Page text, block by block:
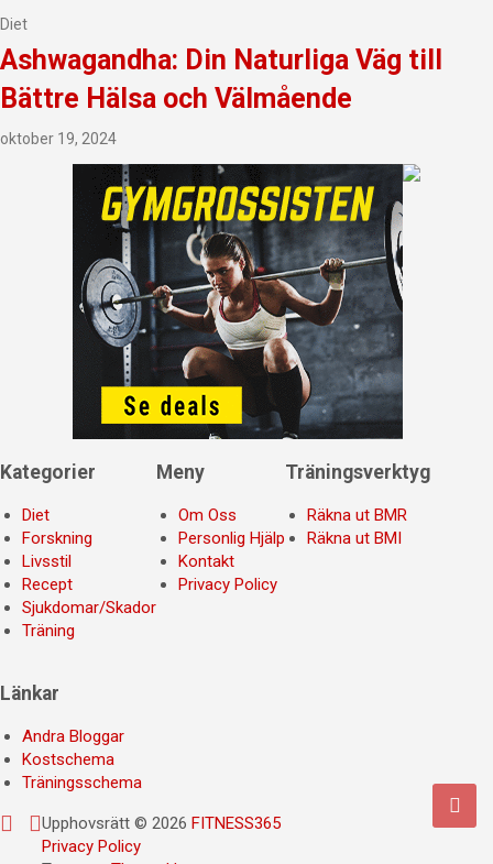
Diet
Ashwagandha: Din Naturliga Väg till
Bättre Hälsa och Välmående
oktober 19, 2024
Kategorier
Diet
Forskning
Livsstil
Recept
Sjukdomar/Skador
Träning
Meny
Om Oss
Personlig Hjälp
Kontakt
Privacy Policy
Träningsverktyg
Räkna ut BMR
Räkna ut BMI
Länkar
Andra Bloggar
Kostschema
Träningsschema
Upphovsrätt © 2026 FITNESS365
Privacy Policy